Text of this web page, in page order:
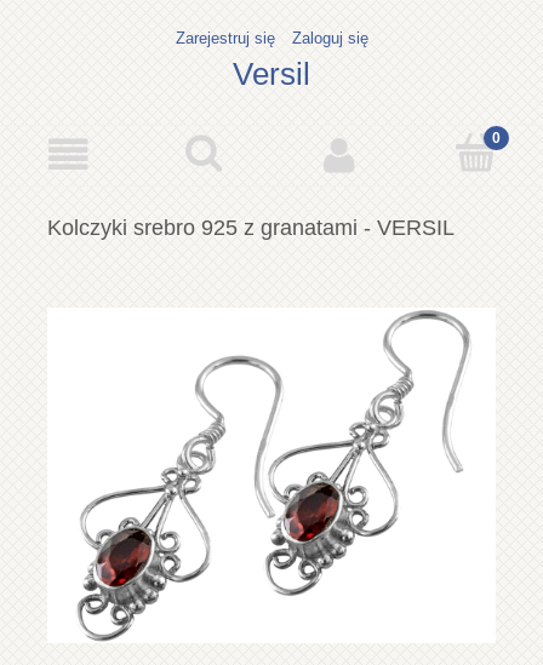
Zarejestruj się Zaloguj się
Versil
Kolczyki srebro 925 z granatami - VERSIL